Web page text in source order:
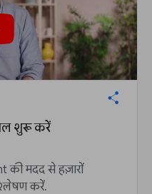
शुरू करें
की मदद से हज़ारों
करें.